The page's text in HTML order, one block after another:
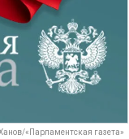
«Парламентская газета»